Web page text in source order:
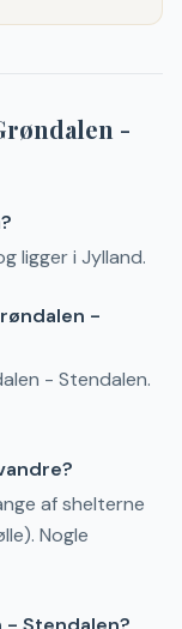
-
ligger i Jylland.
-
- Stendalen.
af shelterne
Nogle